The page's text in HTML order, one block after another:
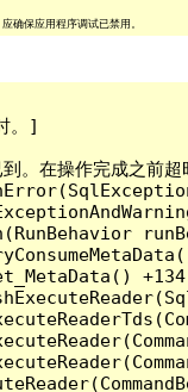
确保应用程序调试已禁用。
。]
操作完成之前超
+134